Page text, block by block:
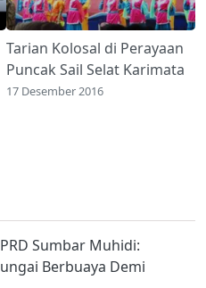
Tarian Kolosal di Perayaan
Puncak Sail Selat Karimata
17 Desember 2016
Sumbar Muhidi:
Berbuaya Demi